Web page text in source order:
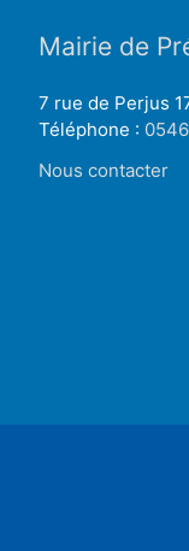
Mairie de
7 rue de Perjus
Téléphone :
Nous contacter